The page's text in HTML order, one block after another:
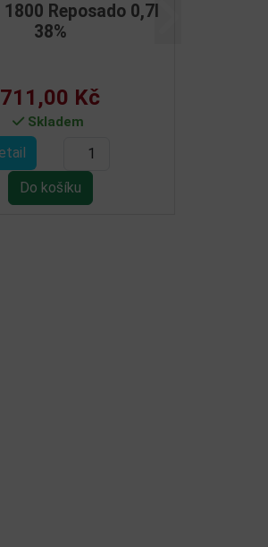
Sierra Spiced 0,7l 25%